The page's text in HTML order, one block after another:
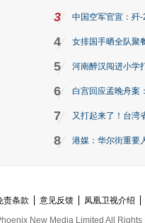
3 中国空军官宣：歼-
4 女排国手晒全队聚
5 河南醉汉闯进小学
6 白宫回应孟晚舟案
7 又打起来了！台湾
8 港媒：华尔街重要
责条款 意见反馈 凤凰卫视介绍
New Media Limited All Rights